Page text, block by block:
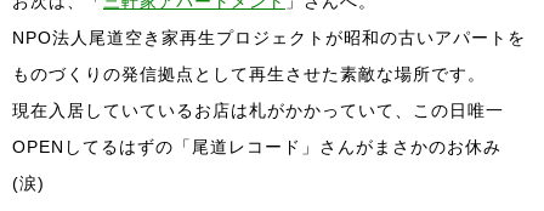
NPO法人尾道空き家再生プロジェクトが昭和の古いアパートを
ものづくりの発信拠点として再生させた素敵な場所です。
現在入居していているお店は札がかかっていて、この日唯一
OPENしてるはずの「尾道レコード」さんがまさかのお休み
(涙)